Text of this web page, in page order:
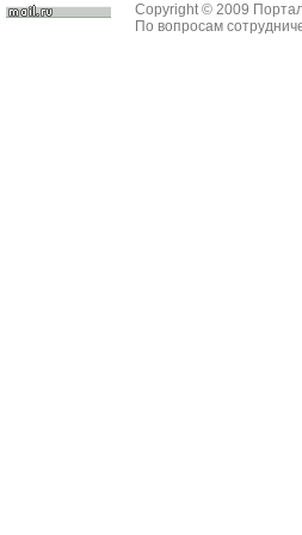
Copyright © 2009
По вопросам